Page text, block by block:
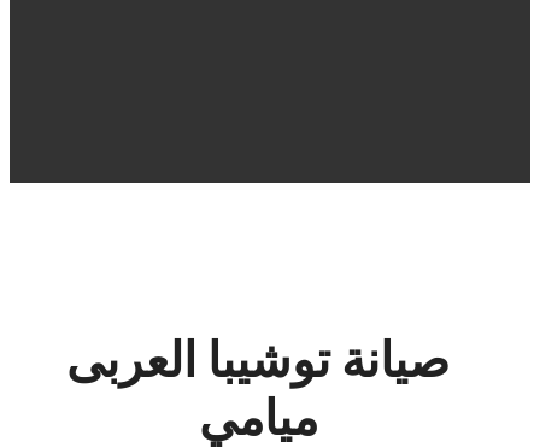
صيانة توشيبا العربى
ميامي